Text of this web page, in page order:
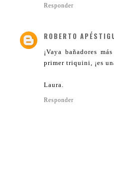
Responder
ROBERTO
¡Vaya bañadores
primer triquini, ¡es
Laura.
Responder